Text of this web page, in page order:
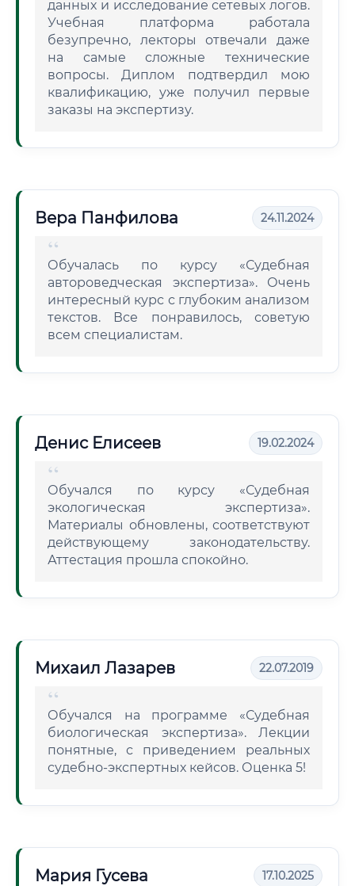
данных и исследование сетевых логов.
Учебная платформа работала
безупречно, лекторы отвечали даже
на самые сложные технические
вопросы. Диплом подтвердил мою
квалификацию, уже получил первые
заказы на экспертизу.
Вера Панфилова 24.11.2024
Обучалась по курсу «Судебная
автороведческая экспертиза». Очень
интересный курс с глубоким анализом
текстов. Все понравилось, советую
всем специалистам.
Денис Елисеев 19.02.2024
Обучался по курсу «Судебная
экологическая экспертиза».
Материалы обновлены, соответствуют
действующему законодательству.
Аттестация прошла спокойно.
Михаил Лазарев 22.07.2019
Обучался на программе «Судебная
биологическая экспертиза». Лекции
понятные, с приведением реальных
судебно-экспертных кейсов. Оценка 5!
Мария Гусева 17.10.2025